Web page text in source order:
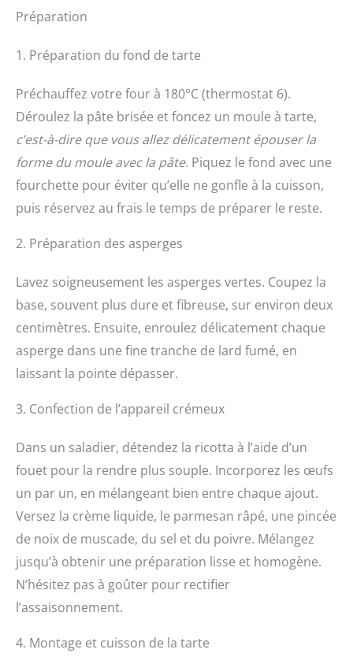
Préparation
1. Préparation du fond de tarte
Préchauffez votre four à 180°C (thermostat 6).
Déroulez la pâte brisée et foncez un moule à tarte,
c’est-à-dire que vous allez délicatement épouser la
forme du moule avec la pâte. Piquez le fond avec une
fourchette pour éviter qu’elle ne gonfle à la cuisson,
puis réservez au frais le temps de préparer le reste.
2. Préparation des asperges
Lavez soigneusement les asperges vertes. Coupez la
base, souvent plus dure et fibreuse, sur environ deux
centimètres. Ensuite, enroulez délicatement chaque
asperge dans une fine tranche de lard fumé, en
laissant la pointe dépasser.
3. Confection de l’appareil crémeux
Dans un saladier, détendez la ricotta à l’aide d’un
fouet pour la rendre plus souple. Incorporez les œufs
un par un, en mélangeant bien entre chaque ajout.
Versez la crème liquide, le parmesan râpé, une pincée
de noix de muscade, du sel et du poivre. Mélangez
jusqu’à obtenir une préparation lisse et homogène.
N’hésitez pas à goûter pour rectifier
l’assaisonnement.
4. Montage et cuisson de la tarte